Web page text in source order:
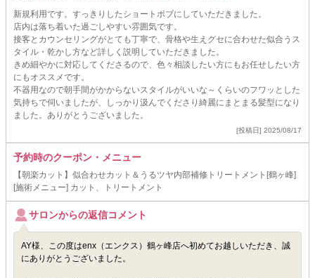
新規利用です。すっきりしたショートボブにしていただきました。
店内は落ち着いた過ごしやすい雰囲気です。
接客とカウンセリングがとても丁寧で、骨格や生えグセに合わせた似合うス
タイル・乾かし方など詳しく説明していただきました。
きめ細やかに対応してくださるので、色々相談したい方にもお任せしたい方
にもオススメです。
不器用なので朝手間がかからないスタイルがいいな～くらいのフワッとした
気持ちで伺いましたが、しっかり汲んでくださり綺麗にまとまる髪型になり
ました。ありがとうございました。
[投稿日] 2025/08/17
予約時のクーポン・メニュー
【朝楽カット】似合わせカット＆うるツヤ内部補修トリートメント[鶴ヶ峰]
[施術メニュー] カット、トリートメント
サロンからの返信コメント
AY様、この度はenx（エンクス）鶴ヶ峰店へ初めてお越しいただき、誠
にありがとうございました。